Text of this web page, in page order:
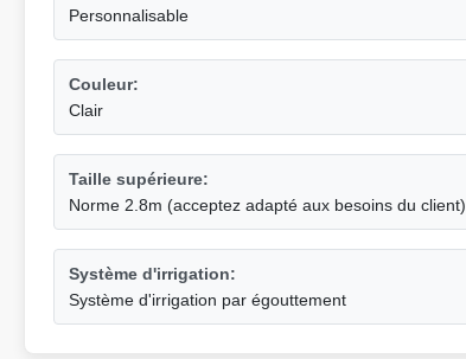
Personnalisable
Couleur:
Clair
Taille supérieure:
Norme 2.8m (acceptez adapté aux besoins du client)
Système d'irrigation:
Système d'irrigation par égouttement